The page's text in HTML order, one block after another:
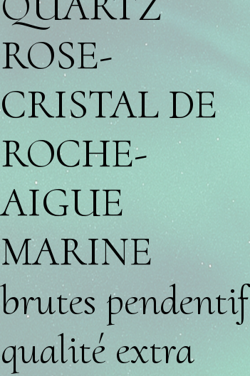
ROSE-
CRISTAL DE
ROCHE-
AIGUE
MARINE
brutes pendentif
qualité extra